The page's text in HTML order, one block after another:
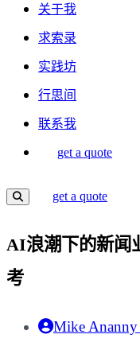
关于我
求索录
实践坊
行思间
联系我
get a quote
get a quote
AI浪潮下的新闻
考
Mike Ananny